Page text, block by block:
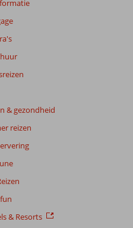
& gezondheid
reizen
& Resorts